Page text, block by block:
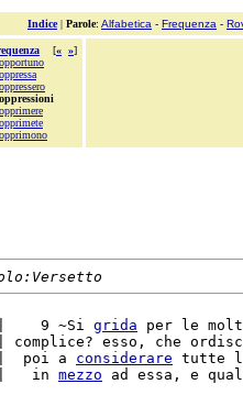
Indice| Parole: Alfabetica - Frequenza -
[« »]
opportuno
oppressa
oppressero
opprimere
opprimete
opprimono
|    9 ~Si grida per le
| complice? esso, che
|  poi a considerare tutte
|   in mezzo ad essa, e